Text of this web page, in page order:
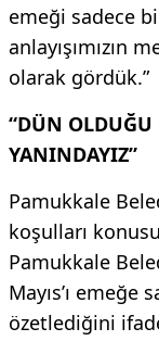
emeği sadece
anlayışımızın
olarak gördük.”
“DÜN
YANINDAYIZ”
Pamukkale
koşulları
Pamukkale
Mayıs’ı emeğe
özetlediğini